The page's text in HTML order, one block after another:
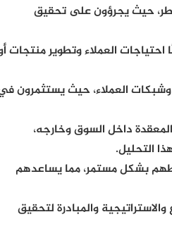
حيث يجرؤون على تحقيق
العملاء وتطوير منتجات
وشبكات العملاء، حيث يستثمرون
داخل السوق وخارجه،
التحليل.
بشكل مستمر، مما يساعدهم
والمبادرة لتحقيق